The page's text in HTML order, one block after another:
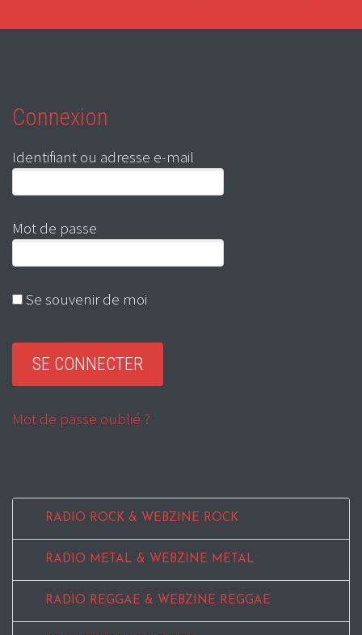
Connexion
Identifiant ou adresse e-mail
Mot de passe
Se souvenir de moi
Mot de passe oublié ?
RADIO ROCK & WEBZINE ROCK
RADIO METAL & WEBZINE METAL
RADIO REGGAE & WEBZINE REGGAE